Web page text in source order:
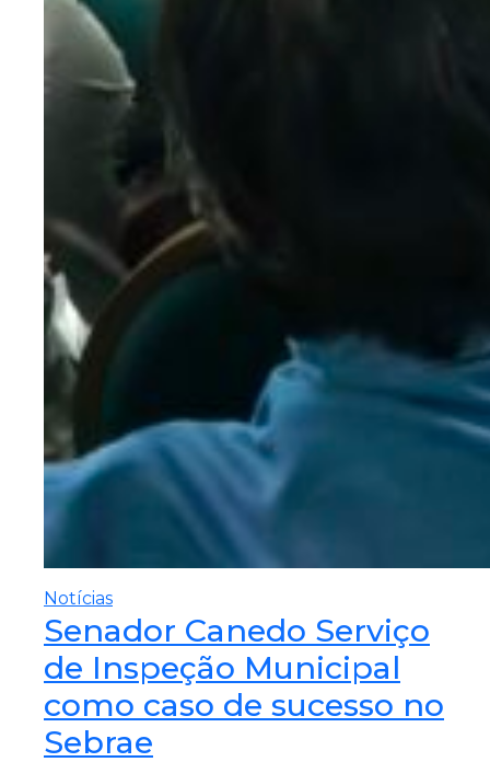
Notícias
Senador Canedo Serviço
de Inspeção Municipal
como caso de sucesso no
Sebrae